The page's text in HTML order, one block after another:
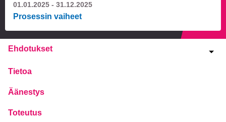
01.01.2025 - 31.12.2025
Prosessin vaiheet
Ehdotukset
Tietoa
Äänestys
Toteutus